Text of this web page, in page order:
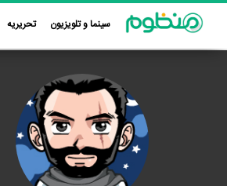
سینما و تلویزیون تحریریه